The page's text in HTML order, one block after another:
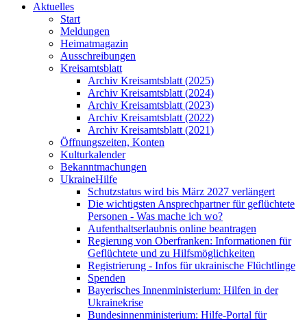
Aktuelles
Start
Meldungen
Heimatmagazin
Ausschreibungen
Kreisamtsblatt
Archiv Kreisamtsblatt (2025)
Archiv Kreisamtsblatt (2024)
Archiv Kreisamtsblatt (2023)
Archiv Kreisamtsblatt (2022)
Archiv Kreisamtsblatt (2021)
Öffnungszeiten, Konten
Kulturkalender
Bekanntmachungen
UkraineHilfe
Schutzstatus wird bis März 2027 verlängert
Die wichtigsten Ansprechpartner für geflüchtete
Personen - Was mache ich wo?
Aufenthaltserlaubnis online beantragen
Regierung von Oberfranken: Informationen für
Geflüchtete und zu Hilfsmöglichkeiten
Registrierung - Infos für ukrainische Flüchtlinge
Spenden
Bayerisches Innenministerium: Hilfen in der
Ukrainekrise
Bundesinnenministerium: Hilfe-Portal für